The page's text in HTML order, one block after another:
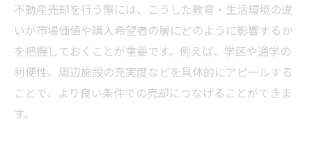
不動産売却を行う際には、こうした教育・生活環境の違
いが市場価値や購入希望者の層にどのように影響するか
を把握しておくことが重要です。例えば、学区や通学の
利便性、周辺施設の充実度などを具体的にアピールする
ことで、より良い条件での売却につなげることができま
す。